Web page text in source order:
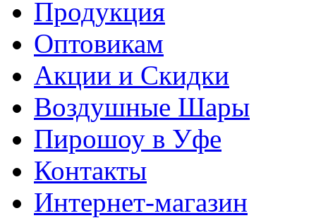
Продукция
Оптовикам
Акции и Скидки
Воздушные Шары
Пирошоу в Уфе
Контакты
Интернет-магазин